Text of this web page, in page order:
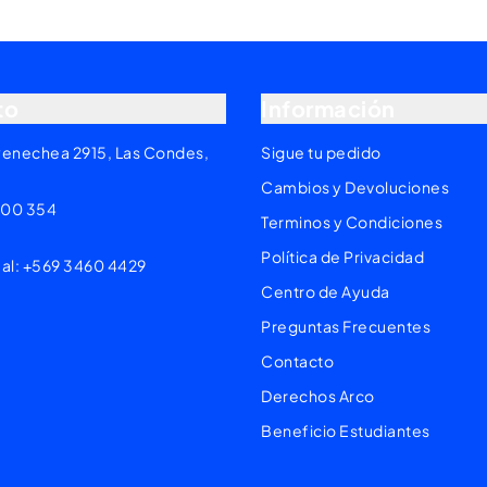
2915, Las Condes,
354
+569 3460 4429
Sigue tu pedido
Cambios y Devoluciones
Terminos y Condiciones
Política de Privacidad
Centro de Ayuda
Preguntas Frecuentes
Contacto
Derechos Arco
Beneficio Estudiantes